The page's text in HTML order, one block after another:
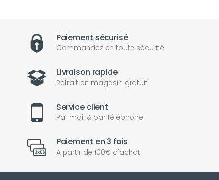
Paiement sécurisé
Commandez en toute sécurité
Livraison rapide
Retrait en magasin gratuit
Service client
Par mail & par téléphone
Paiement en 3 fois
A partir de 100€ d'achat